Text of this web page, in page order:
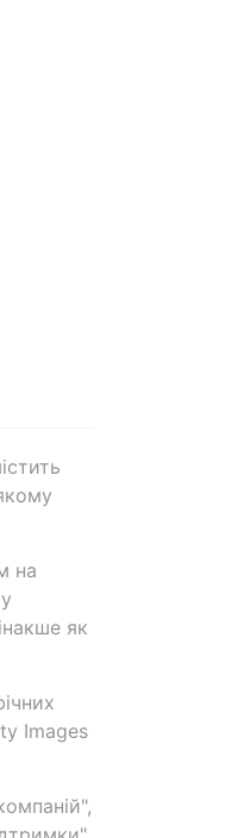
на
як
Images